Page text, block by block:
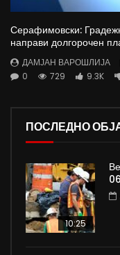
Серафимовски:
направи долгорочен
ДАМЈАН ВАРОШЛИЈА
0
729 9.3K
ПОСЛЕДНО
10:25